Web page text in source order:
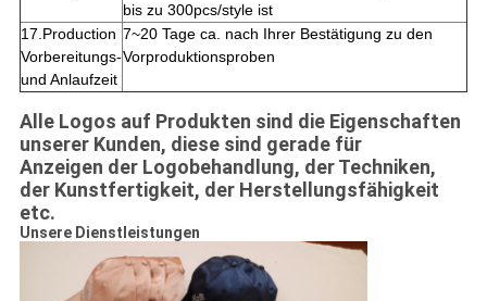
bis zu 300pcs/style ist
17.Production
Vorbereitungs-
und Anlaufzeit
7~20 Tage ca. nach Ihrer Bestätigung zu den
Vorproduktionsproben
Alle Logos auf Produkten sind die Eigenschaften
unserer Kunden, diese sind gerade für
Anzeigen der Logobehandlung, der Techniken,
der Kunstfertigkeit, der Herstellungsfähigkeit
etc.
Unsere Dienstleistungen